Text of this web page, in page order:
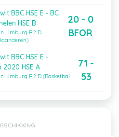
BBC HSE E - BC
HSE B
Limburg R2 D
20 - 0
BFOR
BBC HSE E -
2020 HSE A
Limburg R2 D (Basketbal
71 -
53